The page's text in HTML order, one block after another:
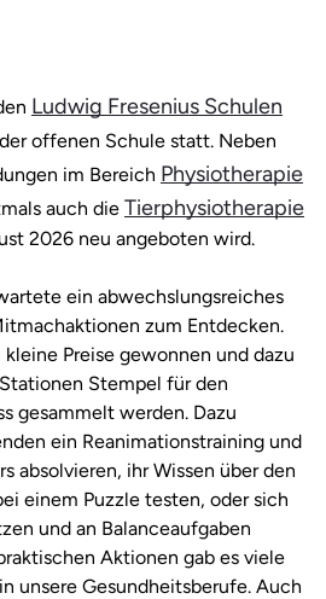
Ludwig Fresenius Schulen
offenen Schule statt. Neben
im Bereich Physiotherapie
auch die Tierphysiotherapie
2026 neu angeboten wird.
ein abwechslungsreiches
zum Entdecken.
Preise gewonnen und dazu
Stempel für den
gesammelt werden. Dazu
ein Reanimationstraining und
absolvieren, ihr Wissen über den
einem Puzzle testen, oder sich
und an Balanceaufgaben
Aktionen gab es viele
unsere Gesundheitsberufe. Auch